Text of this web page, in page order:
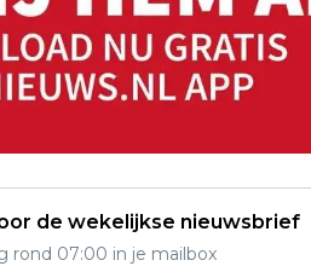
de wekelijkse nieuwsbrief
rond 07:00 in je mailbox